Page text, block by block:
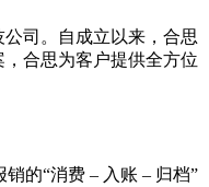
司。自成立以来，合思
合思为客户提供全方位
的“消费 – 入账 – 归档”